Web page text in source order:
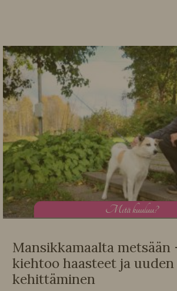
Mitä kuuluu?
Mansikkamaalta metsään
kiehtoo haasteet ja uuden
kehittäminen